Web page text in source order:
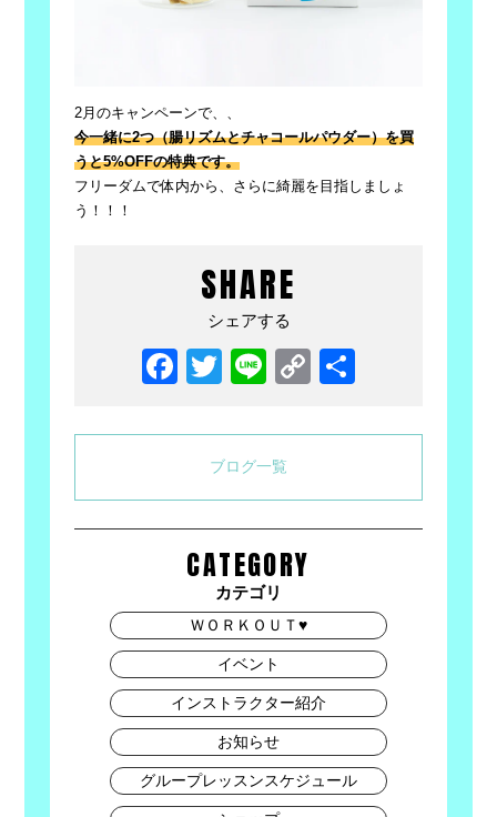
2月のキャンペーンで、、
今一緒に2つ（腸リズムとチャコールパウダー）を買
うと5%OFFの特典です。
フリーダムで体内から、さらに綺麗を目指しましょ
う！！！
SHARE
シェアする
Facebook
Twitter
LineCopy
ブログ一覧
CATEGORY
カテゴリ
ＷＯＲＫＯＵＴ♥
イベント
インストラクター紹介
お知らせ
グループレッスンスケジュール